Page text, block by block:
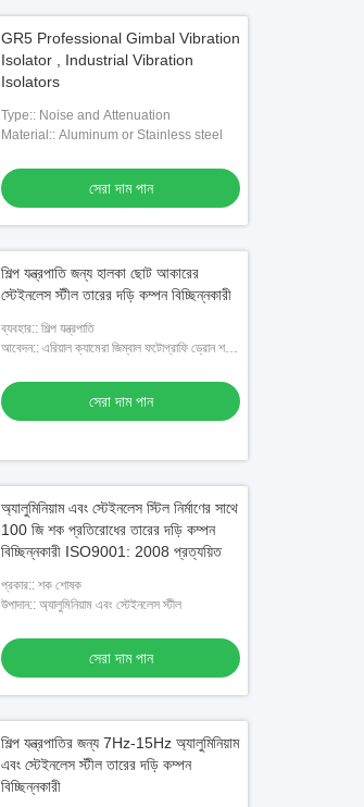
GR5 Professional Gimbal Vibration
Isolator , Industrial Vibration
Isolators
Type:: Noise and Attenuation
Material:: Aluminum or Stainless steel
সেরা দাম পান
শিল্প যন্ত্রপাতি জন্য হালকা ছোট আকারের
স্টেইনলেস স্টীল তারের দড়ি কম্পন বিচ্ছিন্নকারী
ব্যবহার:: শিল্প যন্ত্রপাতি
আবেদন:: এরিয়াল ক্যামেরা জিম্বাল ফটোগ্রাফি ড্রোন শক
আইসোলেটর
সেরা দাম পান
অ্যালুমিনিয়াম এবং স্টেইনলেস স্টিল নির্মাণের সাথে
100 জি শক প্রতিরোধের তারের দড়ি কম্পন
বিচ্ছিন্নকারী ISO9001: 2008 প্রত্যয়িত
প্রকার:: শক শোষক
উপাদান:: অ্যালুমিনিয়াম এবং স্টেইনলেস স্টীল
সেরা দাম পান
শিল্প যন্ত্রপাতির জন্য 7Hz-15Hz অ্যালুমিনিয়াম
এবং স্টেইনলেস স্টীল তারের দড়ি কম্পন
বিচ্ছিন্নকারী